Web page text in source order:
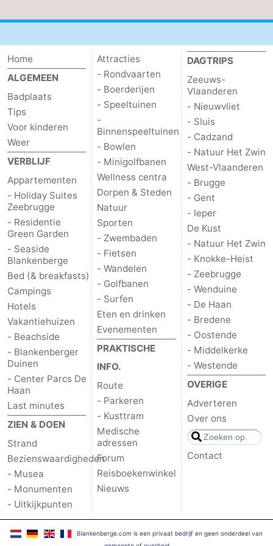
Contact
Home
ALGEMEEN
Badplaats
Tips
Voor kinderen
Weer
VERBLIJF
Appartementen
- Holiday Suites
Zeebrugge
- Residentie
Green Garden
- Seaside
Blankenberge
Bed (& breakfasts)
Campings
Hotels
Vakantiehuizen
- Beachside
- Blankenberger
Duinen
- Center Parcs De
Haan
Last minutes
ZIEN & DOEN
Strand
Bezienswaardigheden
- Musea
- Monumenten
- Uitkijkpunten
Attracties
- Rondvaarten
- Boerderijen
- Speeltuinen
-
Binnenspeeltuinen
- Bowlen
- Minigolfbanen
Wellness centra
Dorpen & Steden
Natuur
Sporten
- Zwembaden
- Fietsen
- Wandelen
- Golfbanen
- Surfen
Eten en drinken
Evenementen
PRAKTISCHE
INFO.
Route
- Parkeren
- Kusttram
Medische
adressen
Forum
Reisboekenwinkel
Nieuws
DAGTRIPS
Zeeuws-
Vlaanderen
- Nieuwvliet
- Sluis
- Cadzand
- Natuur Het Zwin
West-Vlaanderen
- Brugge
- Gent
- Ieper
De Kust
- Natuur Het Zwin
- Knokke-Heist
- Zeebrugge
- Wenduine
- De Haan
- Bredene
- Oostende
- Middelkerke
- Westende
OVERIGE
Adverteren
Over ons
Contact
Blankenberge.com is een privaat bedrijf en geen onderdeel van